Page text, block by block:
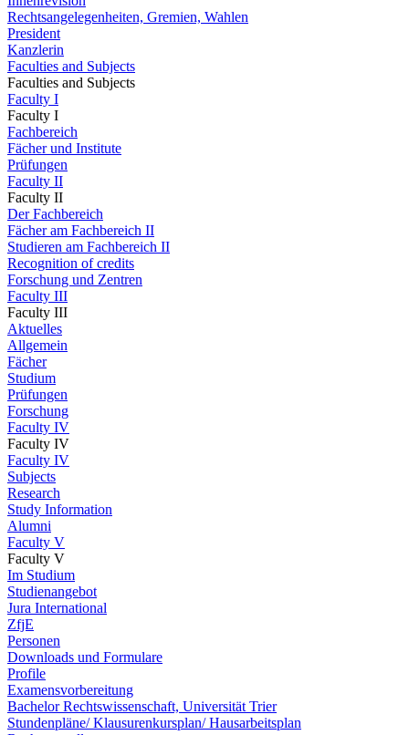
Rechtsangelegenheiten, Gremien, Wahlen
President
Kanzlerin
Faculties and Subjects
Faculties and Subjects
Faculty I
Faculty I
Fachbereich
Fächer und Institute
Prüfungen
Faculty II
Faculty II
Der Fachbereich
Fächer am Fachbereich II
Studieren am Fachbereich II
Recognition of credits
Forschung und Zentren
Faculty III
Faculty III
Aktuelles
Allgemein
Fächer
Studium
Prüfungen
Forschung
Faculty IV
Faculty IV
Faculty IV
Subjects
Research
Study Information
Alumni
Faculty V
Faculty V
Im Studium
Studienangebot
Jura International
ZfjE
Personen
Downloads und Formulare
Profile
Examensvorbereitung
Bachelor Rechtswissenschaft, Universität Trier
Stundenpläne/ Klausurenkursplan/ Hausarbeitsplan